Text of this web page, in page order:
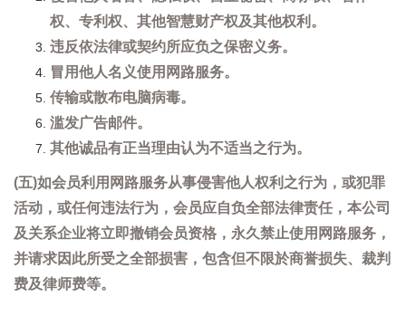
权、专利权、其他智慧财产权及其他权利。
违反依法律或契约所应负之保密义务。
冒用他人名义使用网路服务。
传输或散布电脑病毒。
滥发广告邮件。
其他诚品有正当理由认为不适当之行为。
(五)如会员利用网路服务从事侵害他人权利之行为，或犯罪
活动，或任何违法行为，会员应自负全部法律责任，本公司
及关系企业将立即撤销会员资格，永久禁止使用网路服务，
并请求因此所受之全部损害，包含但不限於商誉损失、裁判
费及律师费等。